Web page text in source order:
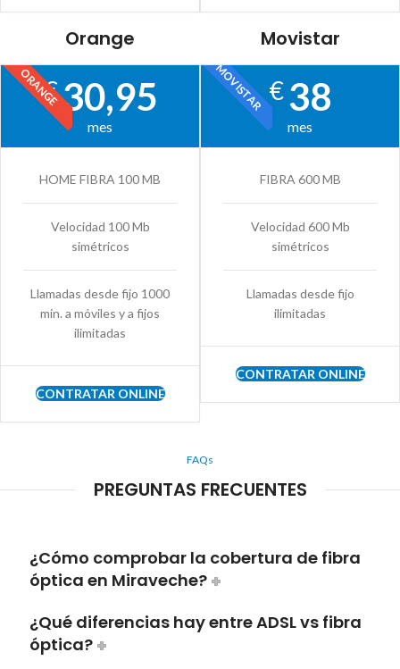
Orange
ORANGE
€30,95
mes
HOME FIBRA 100 MB
Velocidad 100 Mb
simétricos
Llamadas desde fijo 1000
min. a móviles y a fijos
ilimitadas
CONTRATAR ONLINE
Movistar
MOVISTAR€38
mes
FIBRA 600 MB
Velocidad 600 Mb
simétricos
Llamadas desde fijo
ilimitadas
CONTRATAR ONLINE
FAQs
PREGUNTAS FRECUENTES
¿Cómo comprobar la cobertura de fibra
óptica en Miraveche?
¿Qué diferencias hay entre ADSL vs fibra
óptica?